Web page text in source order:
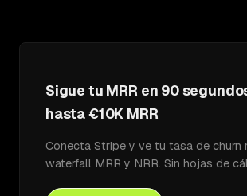
Sigue tu MRR en 90
hasta €10K MRR
Conecta Stripe y ve tu tasa de churn
waterfall MRR y NRR. Sin hojas de